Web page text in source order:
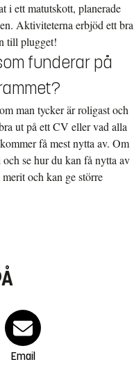
i ett matutskott, planerade
Aktiviteterna erbjöd ett bra
till plugget!
funderar på
man tycker är roligast och
ut på ett CV eller vad alla
få mest nytta av. Om
se hur du kan få nytta av
och kan ge större
Email